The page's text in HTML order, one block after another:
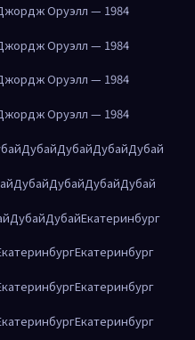
Оруэлл — 1984
Оруэлл — 1984
Оруэлл — 1984
Оруэлл — 1984
ДубайДубайДубайДубай
ДубайДубайДубайДубай
ДубайДубайЕкатеринбург
Екатеринбург
Екатеринбург
Екатеринбург